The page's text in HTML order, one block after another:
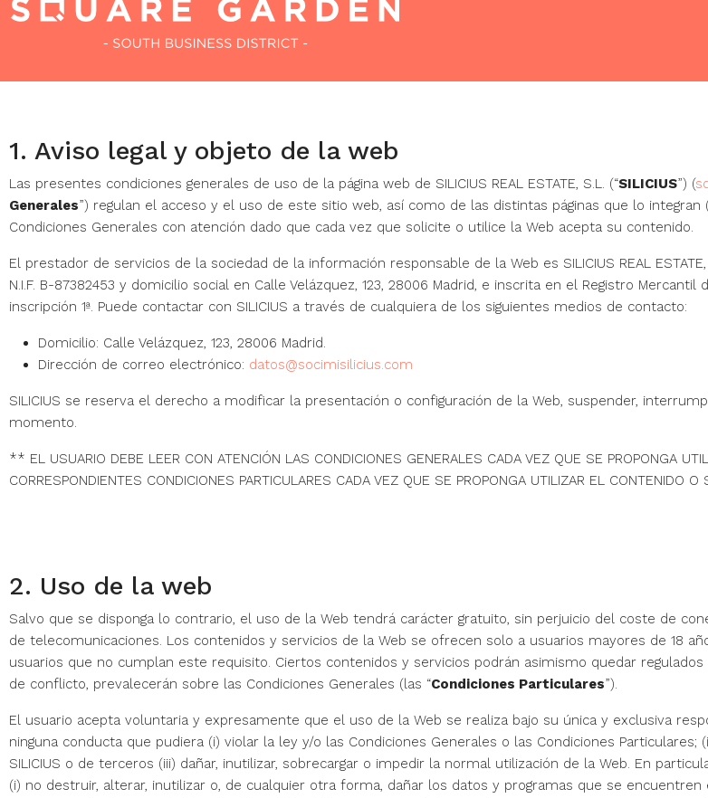
1. Aviso legal y objeto de la web
Las presentes condiciones generales de uso de la página web de SILICIUS REAL ESTATE, S.L. (“SILICIUS”) (
Generales”) regulan el acceso y el uso de este sitio web, así como de las distintas páginas que lo integran
Condiciones Generales con atención dado que cada vez que solicite o utilice la Web acepta su contenido.
El prestador de servicios de la sociedad de la información responsable de la Web es SILICIUS REAL
N.I.F. B-87382453 y domicilio social en Calle Velázquez, 123, 28006 Madrid, e inscrita en el Registro Mercantil
inscripción 1ª. Puede contactar con SILICIUS a través de cualquiera de los siguientes medios de contacto:
Domicilio: Calle Velázquez, 123, 28006 Madrid.
Dirección de correo electrónico: datos@socimisilicius.com
SILICIUS se reserva el derecho a modificar la presentación o configuración de la Web, suspender,
momento.
** EL USUARIO DEBE LEER CON ATENCIÓN LAS CONDICIONES GENERALES CADA VEZ QUE SE PROPONGA
CORRESPONDIENTES CONDICIONES PARTICULARES CADA VEZ QUE SE PROPONGA UTILIZAR EL CONTENIDO O
2. Uso de la web
Salvo que se disponga lo contrario, el uso de la Web tendrá carácter gratuito, sin perjuicio del coste de
de telecomunicaciones. Los contenidos y servicios de la Web se ofrecen solo a usuarios mayores de 18
usuarios que no cumplan este requisito. Ciertos contenidos y servicios podrán asimismo quedar
de conflicto, prevalecerán sobre las Condiciones Generales (las “Condiciones Particulares”).
El usuario acepta voluntaria y expresamente que el uso de la Web se realiza bajo su única y exclusiva
ninguna conducta que pudiera (i) violar la ley y/o las Condiciones Generales o las Condiciones
SILICIUS o de terceros (iii) dañar, inutilizar, sobrecargar o impedir la normal utilización de la Web. En
(i) no destruir, alterar, inutilizar o, de cualquier otra forma, dañar los datos y programas que se encuentren